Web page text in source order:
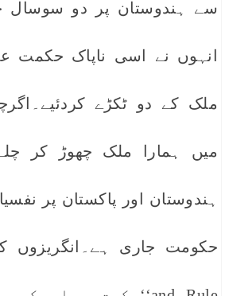
سے ہندوستان پر دو سوسال
انہوں نے اسی ناپاک
میں ہمارا ملک چھوڑ کر
ہندوستان اور پاکستان پر